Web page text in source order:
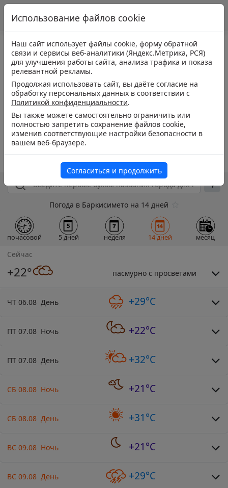
Погода в Баркисимето на 14 дней
почасовой 5 дней неделя 14 дней месяц
Сейчас
+22° пасмурно с просветами
ЧТ 06.08 День +29°C
ПТ 07.08 Ночь +22°C
ПТ 07.08 День +32°C
СБ 08.08 Ночь +21°C
СБ 08.08 День +31°C
ВС 09.08 Ночь +21°C
ВС 09.08 День +29°C
Использование файлов cookie
Наш сайт использует файлы cookie, форму обратной
связи и сервисы веб-аналитики (Яндекс.Метрика, РСЯ)
для улучшения работы сайта, анализа трафика и показа
релевантной рекламы.
Продолжая использовать сайт, вы даёте согласие на
обработку персональных данных в соответствии с
Политикой конфиденциальности.
Вы также можете самостоятельно ограничить или
полностью запретить сохранение файлов cookie,
изменив соответствующие настройки безопасности в
вашем веб-браузере.
Согласиться и продолжить